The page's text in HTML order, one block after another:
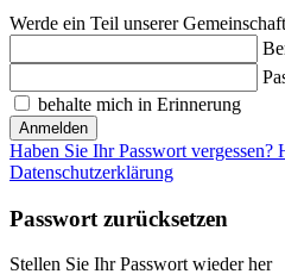
Werde ein Teil unserer Gemeinschaft
behalte mich in Erinnerung
Anmelden
Haben Sie Ihr Passwort vergessen?
Datenschutzerklärung
Passwort zurücksetzen
Stellen Sie Ihr Passwort wieder her